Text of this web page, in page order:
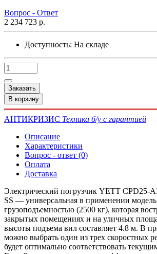
Вопрос - Ответ
2 234 723 р.
Доступность: На складе
Заказать
В корзину
АНТИКРИЗИС Техника б/у с гарантией
Описание
Характеристики
Вопрос - ответ (0)
Оплата
Доставка
Электрический погрузчик YETT CPD25-
SS — универсальная в применении
грузоподъемностью (2500 кг), которая
закрытых помещениях и на уличных
высоты подъема вил составляет 4.8 м. В
можно выбрать один из трех скоростных
будет оптимально соответствовать